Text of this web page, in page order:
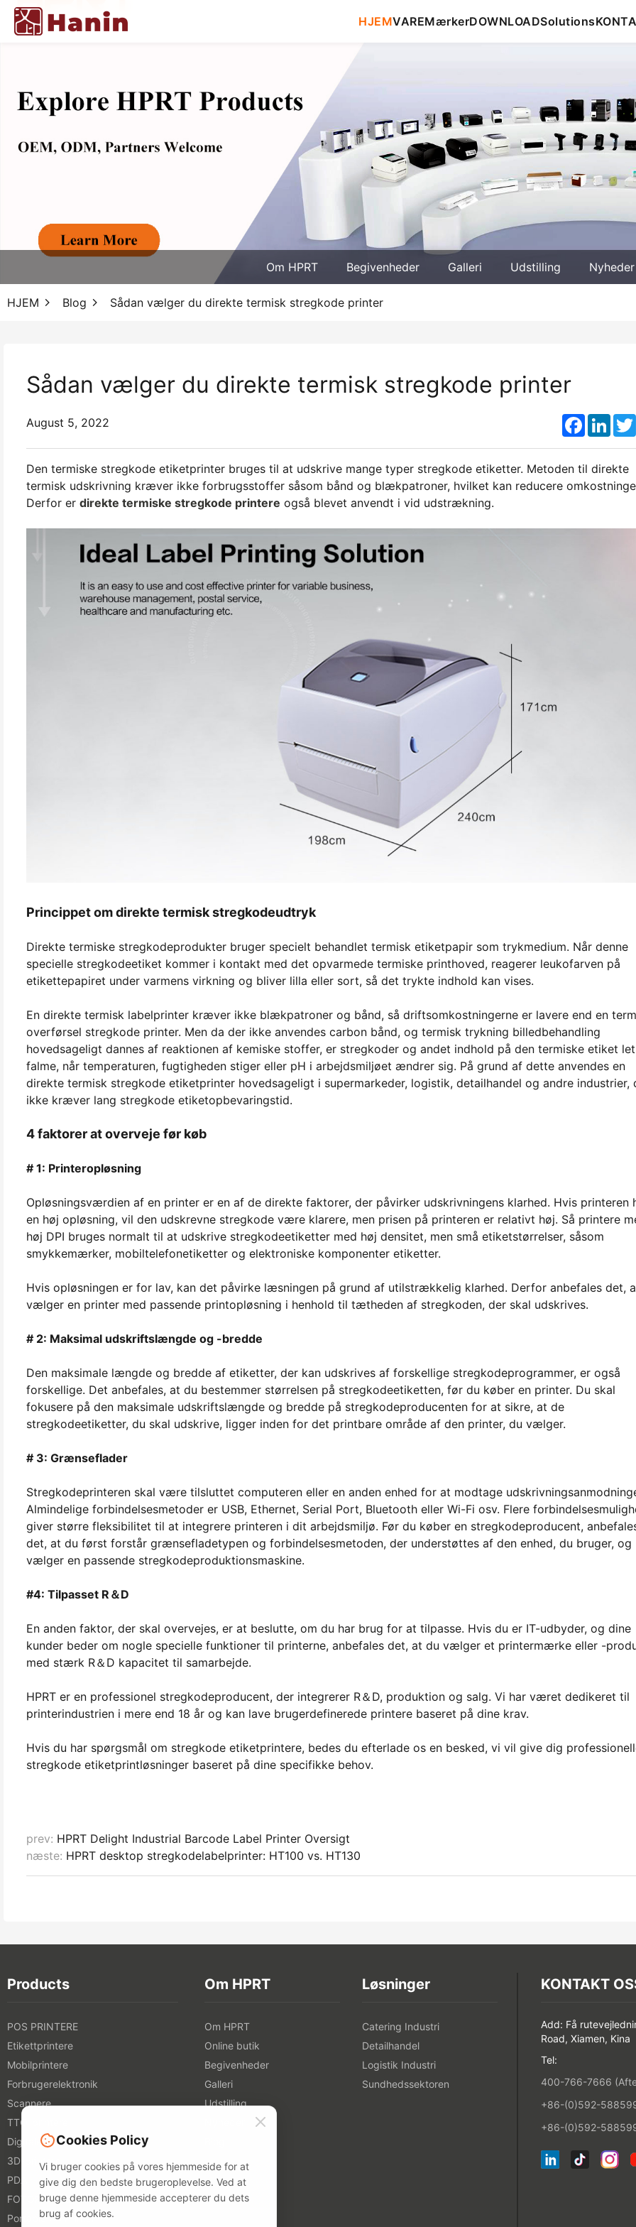
HJEMVAREMærkerDOWNLOADSolutions
Om HPRT Begivenheder Galleri Udstilling Nyheder
HJEM Blog Sådan vælger du direkte termisk stregkode printer
Sådan vælger du direkte termisk stregkode printer
August 5, 2022 Facebook
Den termiske stregkode etiketprinter bruges til at udskrive mange typer stregkode etiketter. Metoden til direkte
termisk udskrivning kræver ikke forbrugsstoffer såsom bånd og blækpatroner, hvilket kan reducere
Derfor er direkte termiske stregkode printere også blevet anvendt i vid udstrækning.
Princippet om direkte termisk stregkodeudtryk
Direkte termiske stregkodeprodukter bruger specielt behandlet termisk etiketpapir som trykmedium. Når denne
specielle stregkodeetiket kommer i kontakt med det opvarmede termiske printhoved, reagerer leukofarven på
etikettepapiret under varmens virkning og bliver lilla eller sort, så det trykte indhold kan vises.
En direkte termisk labelprinter kræver ikke blækpatroner og bånd, så driftsomkostningerne er lavere end en
overførsel stregkode printer. Men da der ikke anvendes carbon bånd, og termisk trykning billedbehandling
hovedsageligt dannes af reaktionen af kemiske stoffer, er stregkoder og andet indhold på den termiske etiket
falme, når temperaturen, fugtigheden stiger eller pH i arbejdsmiljøet ændrer sig. På grund af dette anvendes en
direkte termisk stregkode etiketprinter hovedsageligt i supermarkeder, logistik, detailhandel og andre industrier,
ikke kræver lang stregkode etiketopbevaringstid.
4 faktorer at overveje før køb
# 1: Printeropløsning
Opløsningsværdien af en printer er en af de direkte faktorer, der påvirker udskrivningens klarhed. Hvis printeren
en høj opløsning, vil den udskrevne stregkode være klarere, men prisen på printeren er relativt høj. Så printere
høj DPI bruges normalt til at udskrive stregkodeetiketter med høj densitet, men små etiketstørrelser, såsom
smykkemærker, mobiltelefonetiketter og elektroniske komponenter etiketter.
Hvis opløsningen er for lav, kan det påvirke læsningen på grund af utilstrækkelig klarhed. Derfor anbefales det,
vælger en printer med passende printopløsning i henhold til tætheden af stregkoden, der skal udskrives.
# 2: Maksimal udskriftslængde og -bredde
Den maksimale længde og bredde af etiketter, der kan udskrives af forskellige stregkodeprogrammer, er også
forskellige. Det anbefales, at du bestemmer størrelsen på stregkodeetiketten, før du køber en printer. Du skal
fokusere på den maksimale udskriftslængde og bredde på stregkodeproducenten for at sikre, at de
stregkodeetiketter, du skal udskrive, ligger inden for det printbare område af den printer, du vælger.
# 3: Grænseflader
Stregkodeprinteren skal være tilsluttet computeren eller en anden enhed for at modtage
Almindelige forbindelsesmetoder er USB, Ethernet, Serial Port, Bluetooth eller Wi-Fi osv. Flere
giver større fleksibilitet til at integrere printeren i dit arbejdsmiljø. Før du køber en stregkodeproducent,
det, at du først forstår grænsefladetypen og forbindelsesmetoden, der understøttes af den enhed, du bruger, og
vælger en passende stregkodeproduktionsmaskine.
#4: Tilpasset R＆D
En anden faktor, der skal overvejes, er at beslutte, om du har brug for at tilpasse. Hvis du er IT-udbyder, og dine
kunder beder om nogle specielle funktioner til printerne, anbefales det, at du vælger et printermærke eller -
med stærk R＆D kapacitet til samarbejde.
HPRT er en professionel stregkodeproducent, der integrerer R＆D, produktion og salg. Vi har været dedikeret til
printerindustrien i mere end 18 år og kan lave brugerdefinerede printere baseret på dine krav.
Hvis du har spørgsmål om stregkode etiketprintere, bedes du efterlade os en besked, vi vil give dig
stregkode etiketprintløsninger baseret på dine specifikke behov.
prev: HPRT Delight Industrial Barcode Label Printer Oversigt
næste: HPRT desktop stregkodelabelprinter: HT100 vs. HT130
Products
POS PRINTERE
Etikettprintere
Mobilprintere
Forbrugerelektronik
Scannere
TTO-printere
Digitale tekstilprintere
3D-printere
PDA
FOTOPRINTERE
Portable A4 Printer
Om HPRT
Om HPRT
Online butik
Begivenheder
Galleri
Udstilling
Løsninger
Catering Industri
Detailhandel
Logistik Industri
Sundhedssektoren
KONTAKT
Add: Få
Road, Xiamen, Kina
Tel:
400-766-7666
+86-(0)592-
+86-(0)592-
Cookies Policy
Vi bruger cookies på vores hjemmeside for at
give dig den bedste brugeroplevelse. Ved at
bruge denne hjemmeside accepterer du dets
brug af cookies.